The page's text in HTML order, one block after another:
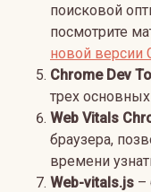
поисковой
посмотрите
новой версии
Chrome Dev
трех
Web Vitals
браузера,
времени
Web-vitals.js –